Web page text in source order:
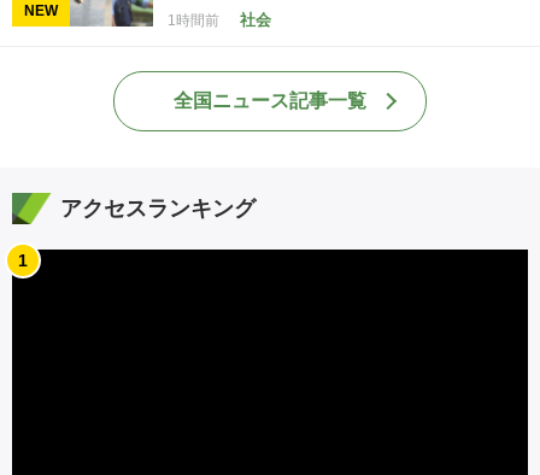
NEW
1時間前 社会
全国ニュース記事一覧
アクセスランキング
1